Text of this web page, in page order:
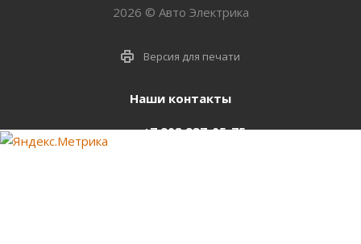
2026 © Авто Электрика
Версия для печати
Наши контакты
+7 903 937-05-75